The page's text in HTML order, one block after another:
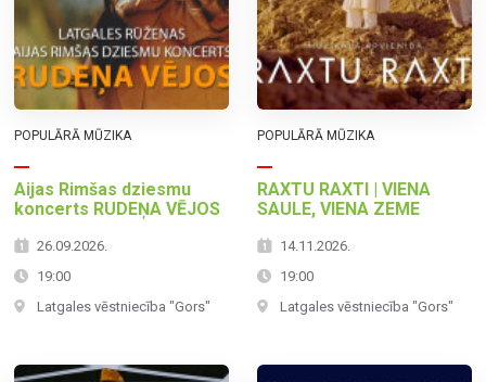
POPULĀRĀ MŪZIKA
Aijas Rimšas dziesmu
koncerts RUDEŅA VĒJOS
26.09.2026.
19:00
Latgales vēstniecība "Gors"
POPULĀRĀ MŪZIKA
RAXTU RAXTI | VIENA
SAULE, VIENA ZEME
14.11.2026.
19:00
Latgales vēstniecība "Gors"